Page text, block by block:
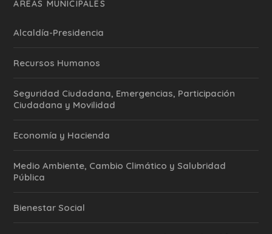
ÁREAS MUNICIPALES
Alcaldía-Presidencia
Recursos Humanos
Seguridad Ciudadana, Emergencias, Participación
Ciudadana y Movilidad
Economía y Hacienda
Medio Ambiente, Cambio Climático y Salubridad
Pública
Bienestar Social